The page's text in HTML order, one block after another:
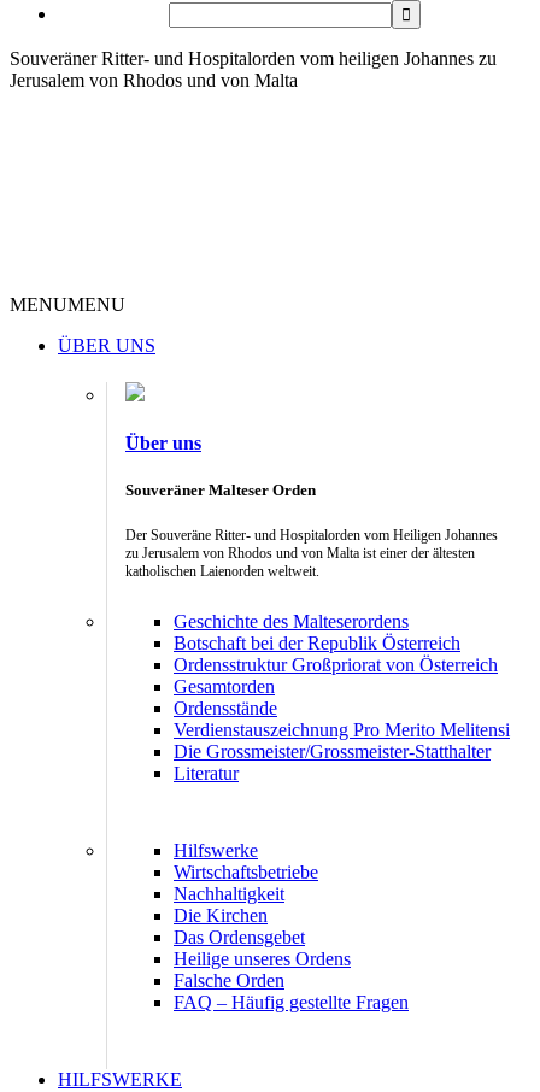
Souveräner Ritter- und Hospitalorden vom heiligen Johannes zu
Jerusalem von Rhodos und von Malta
MENUMENU
ÜBER UNS
Über uns
Souveräner Malteser Orden
Der Souveräne Ritter- und Hospitalorden vom Heiligen Johannes
zu Jerusalem von Rhodos und von Malta ist einer der ältesten
katholischen Laienorden weltweit.
Geschichte des Malteserordens
Botschaft bei der Republik Österreich
Ordensstruktur Großpriorat von Österreich
Gesamtorden
Ordensstände
Verdienstauszeichnung Pro Merito Melitensi
Die Grossmeister/Grossmeister-Statthalter
Literatur
Hilfswerke
Wirtschaftsbetriebe
Nachhaltigkeit
Die Kirchen
Das Ordensgebet
Heilige unseres Ordens
Falsche Orden
FAQ – Häufig gestellte Fragen
HILFSWERKE